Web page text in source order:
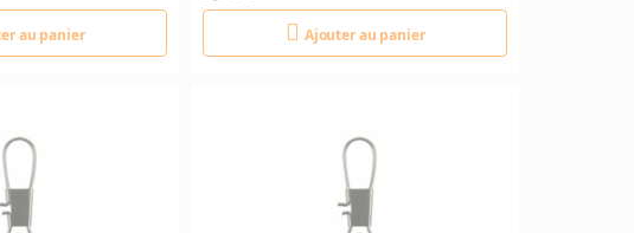
au panier Ajouter au panier